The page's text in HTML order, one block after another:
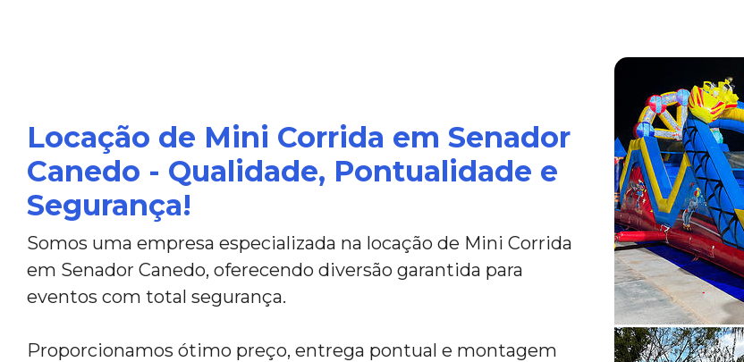
Locação de Mini Corrida em Senador
Canedo - Qualidade, Pontualidade e
Segurança!
Somos uma empresa especializada na locação de Mini Corrida
em Senador Canedo, oferecendo diversão garantida para
eventos com total segurança.
Proporcionamos ótimo preço, entrega pontual e montagem